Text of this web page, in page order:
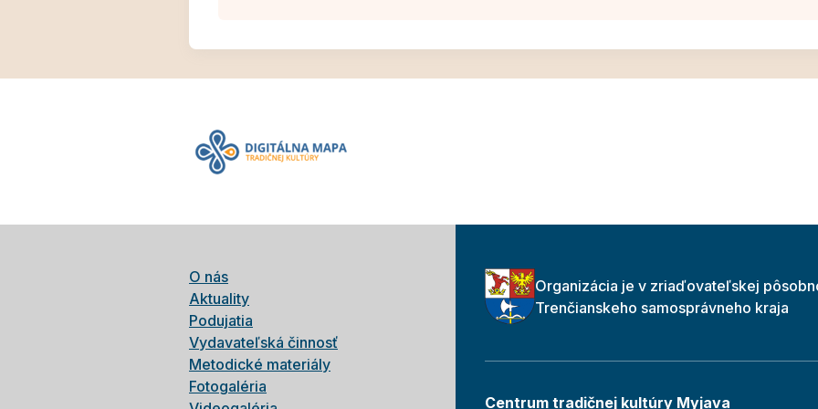
O nás
Aktuality
Podujatia
Vydavateľská činnosť
Metodické materiály
Fotogaléria
Organizácia je v zriaďovateľskej
Trenčianskeho samosprávneho kraja
Centrum tradičnej kultúry Myjava